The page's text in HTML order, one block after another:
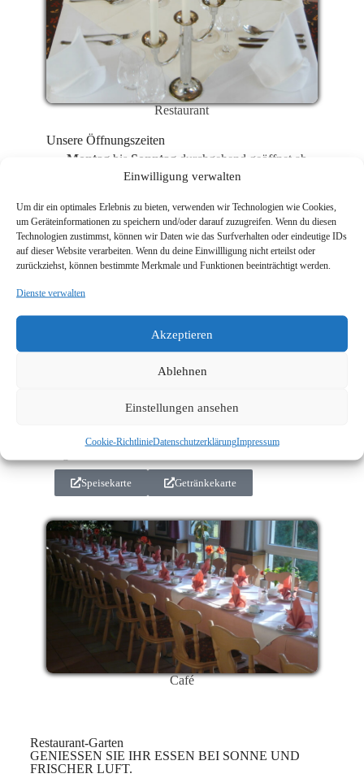
Einwilligung verwalten
Um dir ein optimales Erlebnis zu bieten, verwenden wir Technologien wie Cookies,
um Geräteinformationen zu speichern und/oder darauf zuzugreifen. Wenn du diesen
Technologien zustimmst, können wir Daten wie das Surfverhalten oder eindeutige IDs
auf dieser Website verarbeiten. Wenn du deine Einwillligung nicht erteilst oder
zurückziehst, können bestimmte Merkmale und Funktionen beeinträchtigt werden.
Dienste verwalten
Akzeptieren
Ablehnen
Einstellungen ansehen
Cookie-RichtlinieDatenschutzerklärungImpressum
Restaurant
Unsere Öffnungszeiten
Montagbis Sonntagdurchgehend geöffnet ab
Zur Abendzeit bitten wir Sie um Reservierung.
An allen gesetzlichen Feiertagen haben wir für
Sie von 11:00 -20:00 Uhr geöffnet.
(Heiligabend immer geschlossen)
*In den Monaten Juni, Juli & August ist unsere
Küche freitags und samstags bis 21:00Uhr
geöffnet
Unsere Speise- & Getränkekarten
Tisch reservieren
sie über die unteren Buttons. Tagesaktuelle
Speisekarte Getränkekarte
Café
Restaurant-Garten
GENIESSEN SIE IHR ESSEN BEI SONNE UND
FRISCHER LUFT.